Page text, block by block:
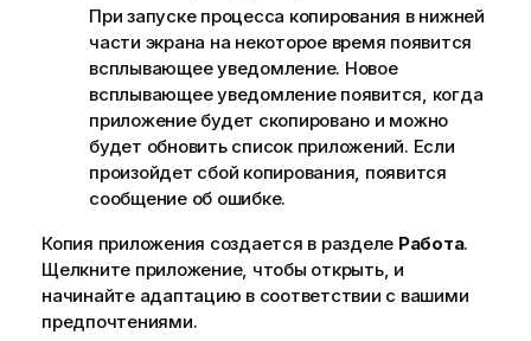
е
к
и
н
ф
о
р
м
ц
и
и
При запуске процесса копирования в нижней
части экрана на некоторое время появится
всплывающее уведомление. Новое
всплывающее уведомление появится, когда
приложение будет скопировано и можно
будет обновить список приложений. Если
произойдет сбой копирования, появится
сообщение об ошибке.
Копия приложения создается в разделе Работа.
Щелкните приложение, чтобы открыть, и
начинайте адаптацию в соответствии с вашими
предпочтениями.